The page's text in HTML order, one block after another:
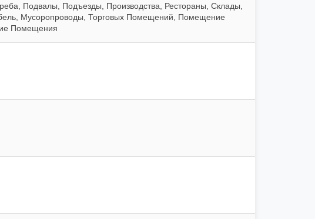
Подвалы, Подъезды, Производства, Рестораны, Склады,
Мусоропроводы, Торговых Помещений, Помещение
Помещения